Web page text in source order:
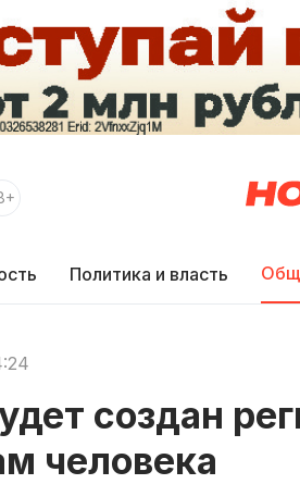
Политика и власть
создан
человека